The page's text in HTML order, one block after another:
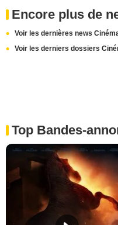
Encore plus de
Voir les dernières news
Voir les derniers dossiers
Top Bandes-